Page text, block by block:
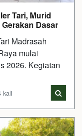
Tari, Murid
Dasar
Madrasah
mulai
2026. Kegiatan
kali